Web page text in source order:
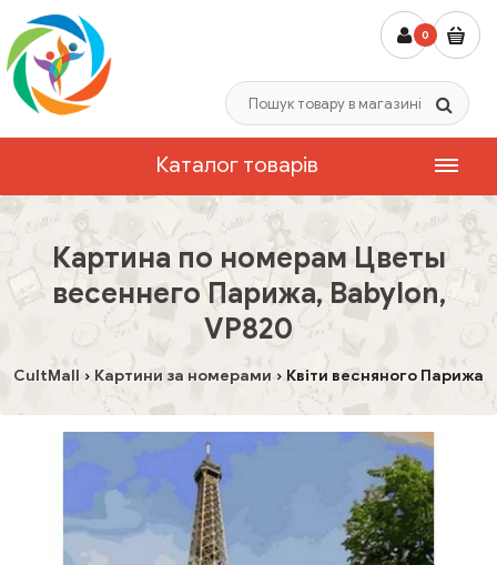
0
Каталог товарів
Картина по номерам Цветы
весеннего Парижа, Babylon,
VP820
CultMall Картини за номерами Квіти весняного Парижа